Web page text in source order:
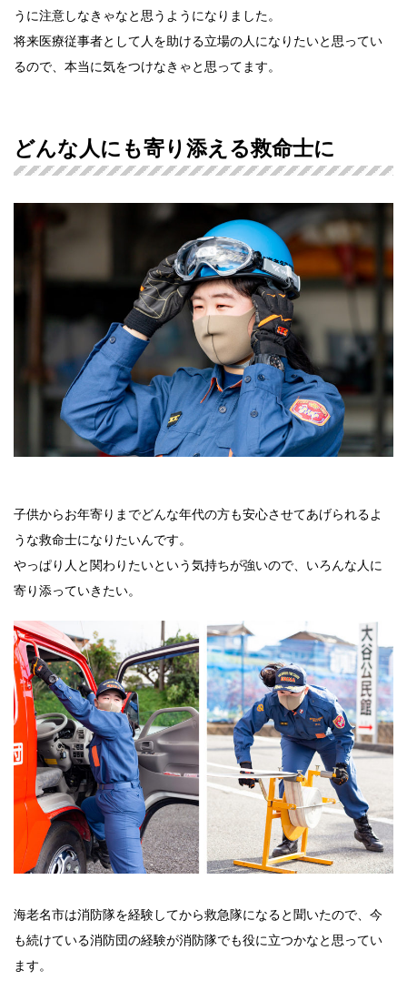
うに注意しなきゃなと思うようになりました。
将来医療従事者として人を助ける立場の人になりたいと思ってい
るので、本当に気をつけなきゃと思ってます。
どんな人にも寄り添える救命士に
子供からお年寄りまでどんな年代の方も安心させてあげられるよ
うな救命士になりたいんです。
やっぱり人と関わりたいという気持ちが強いので、いろんな人に
寄り添っていきたい。
海老名市は消防隊を経験してから救急隊になると聞いたので、今
も続けている消防団の経験が消防隊でも役に立つかなと思ってい
ます。